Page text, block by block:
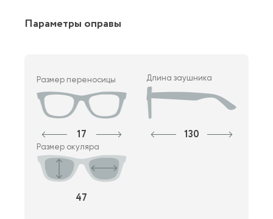
Параметры оправы
Размер переносицы
17
Длина заушника
130
Размер окуляра
47